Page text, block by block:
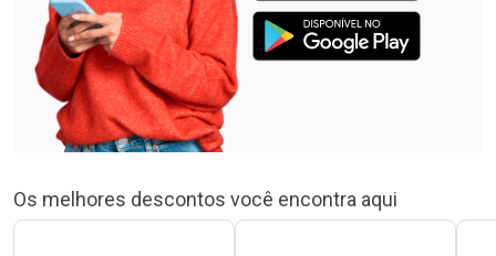
Os melhores descontos você encontra aqui